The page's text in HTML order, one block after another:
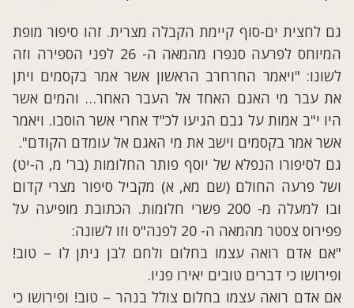
גם לחצית ים-סוף קיימת הקבלה מצרית. זהו סיפור מופת
המיוחס לפרעה סנפרו מהמאה ה- 26 לפני הספירה וזה
לשונו: "ויאמר החרחרב הראשון אשר אמר בקסמים ויתן
את עבר מי האגם האחד אל העבר האחר… והמים אשר
היו י"ב אמות על גבם הגיעו לכ"ד אחרי אשר הוסבו. ויאמר
אשר אמר בקסמים וישב את מי האגם אל עומדם הקודם".
גם לסיפורו הנפלא של יוסף פותר החלומות (בר' מ, ה-יט)
ושל פרעה החולם (שם מא, א) מקביל סיפור מצרי קדום
ובו למעלה מ- 200 פשרי חלומות. הכתובת מופיעה על
פפירוס צסטר מהמאה ה- 20 לפנה"ס וזו לשונה:
"אם אדם רואה עצמו בחלום ולחם לבן ניתן לו – טוב!
ופירושו כי דברים טובים יאירו פניו.
אם אדם רואה עצמו בחלום צולל בנהר – טוב! ופירושו כי